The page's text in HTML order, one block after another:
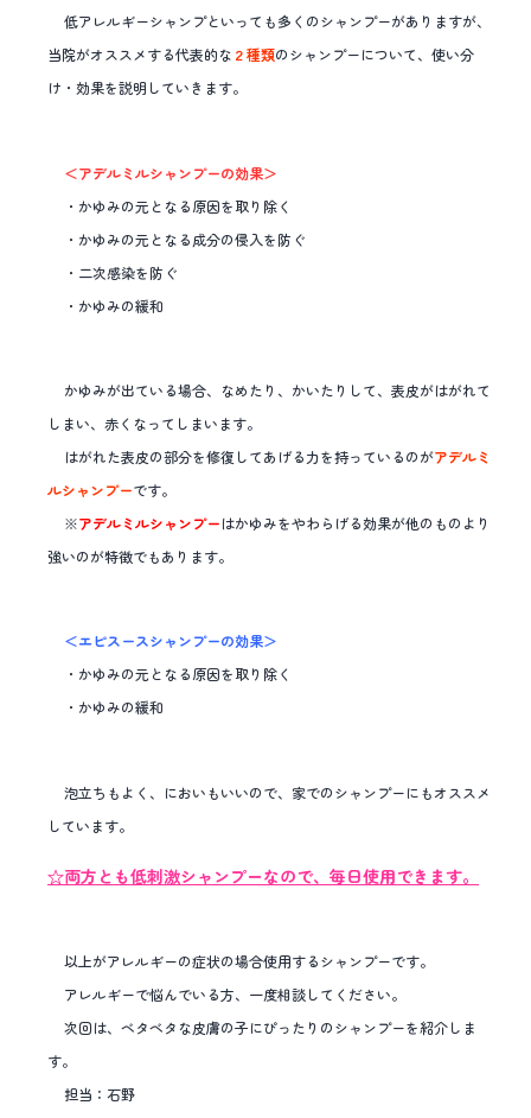
低アレルギーシャンプといっても多くのシャンプーがありますが、
当院がオススメする代表的な ２種類のシャンプーについて、使い分
け・効果を説明していきます。
＜アデルミルシャンプーの効果＞
・かゆみの元となる原因を取り除く
・かゆみの元となる成分の侵入を防ぐ
・二次感染を防ぐ
・かゆみの緩和
かゆみが出ている場合、なめたり、かいたりして、表皮がはがれて
しまい、赤くなってしまいます。
はがれた表皮の部分を修復してあげる力を持っているのがアデルミ
ルシャンプーです。
※アデルミルシャンプーはかゆみをやわらげる効果が他のものより
強いのが特徴でもあります。
＜エピスースシャンプーの効果＞
・かゆみの元となる原因を取り除く
・かゆみの緩和
泡立ちもよく、においもいいので、家でのシャンプーにもオススメ
しています。
☆両方とも低刺激シャンプーなので、毎日使用できます。
以上がアレルギーの症状の場合使用するシャンプーです。
アレルギーで悩んでいる方、一度相談してください。
次回は、ベタベタな皮膚の子にぴったりのシャンプーを紹介しま
す。
担当：石野